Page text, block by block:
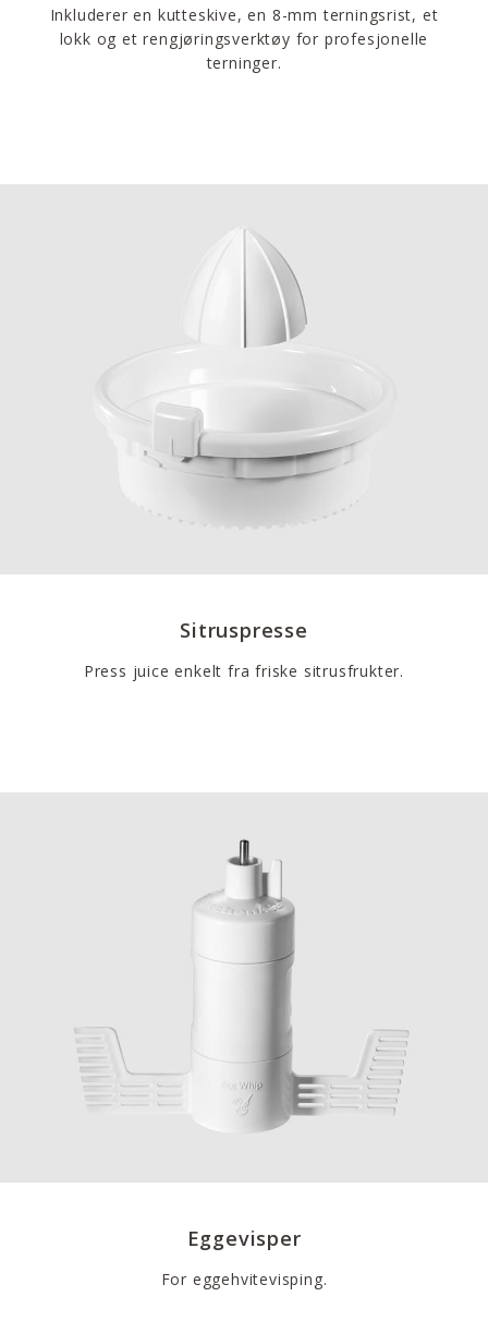
Inkluderer en kutteskive, en 8-mm terningsrist, et
lokk og et rengjøringsverktøy for profesjonelle
terninger.
Sitruspresse
Press juice enkelt fra friske sitrusfrukter.
Eggevisper
For eggehvitevisping.